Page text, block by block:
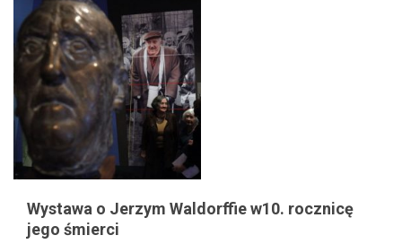
Wystawa o Jerzym Waldorffie w10. rocznicę
jego śmierci